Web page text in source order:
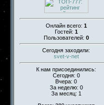
Онлайн всего: 1
Гостей: 1
Пользователей: 0
Сегодня заходили:
svet-v-net
К нам присоединились:
Сегодня: 0
Вчера: 0
За неделю: 0
За месяц: 1